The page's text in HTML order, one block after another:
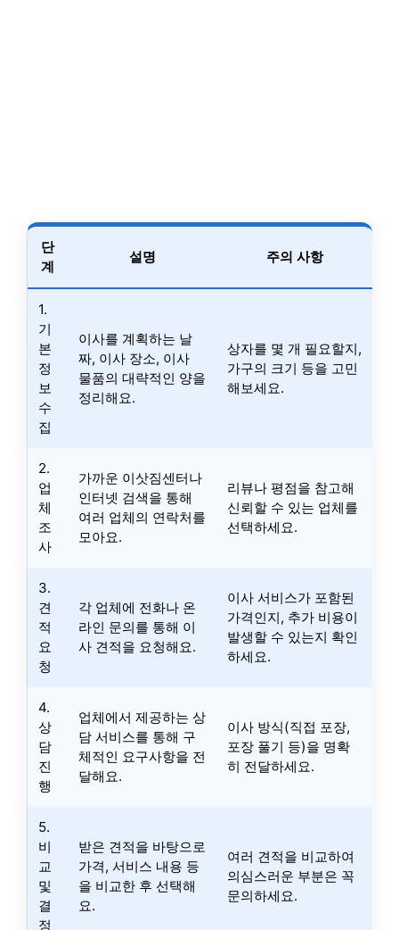
단
계
설명 주의 사항
1.
기
본
정
보
수
집
이사를 계획하는 날
짜, 이사 장소, 이사
물품의 대략적인 양을
정리해요.
상자를 몇 개 필요할지,
가구의 크기 등을 고민
해보세요.
2.
업
체
조
사
가까운 이삿짐센터나
인터넷 검색을 통해
여러 업체의 연락처를
모아요.
리뷰나 평점을 참고해
신뢰할 수 있는 업체를
선택하세요.
3.
견
적
요
청
각 업체에 전화나 온
라인 문의를 통해 이
사 견적을 요청해요.
이사 서비스가 포함된
가격인지, 추가 비용이
발생할 수 있는지 확인
하세요.
4.
상
담
진
행
업체에서 제공하는 상
담 서비스를 통해 구
체적인 요구사항을 전
달해요.
이사 방식(직접 포장,
포장 풀기 등)을 명확
히 전달하세요.
5.
비
교
및
결
정
받은 견적을 바탕으로
가격, 서비스 내용 등
을 비교한 후 선택해
요.
여러 견적을 비교하여
의심스러운 부분은 꼭
문의하세요.